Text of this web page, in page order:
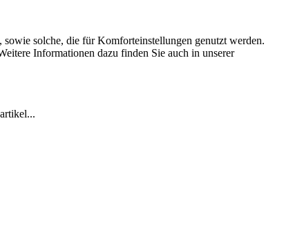
solche, die für Komforteinstellungen genutzt werden.
Informationen dazu finden Sie auch in unserer